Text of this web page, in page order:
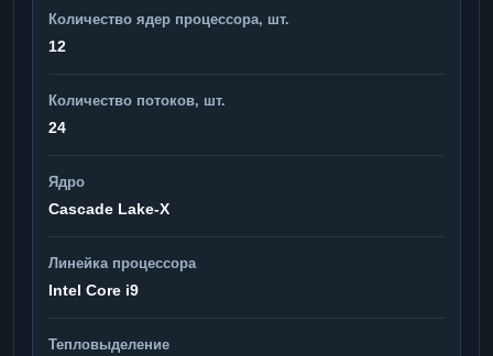
Количество ядер процессора, шт.
12
Количество потоков, шт.
24
Ядро
Cascade Lake-X
Линейка процессора
Intel Core i9
Тепловыделение